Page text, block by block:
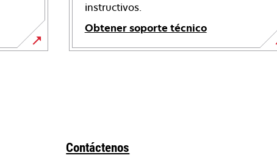
instructivos.
Obtener soporte técnico
se
Contáctenos